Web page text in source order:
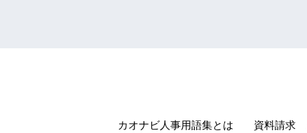
カオナビ人事用語集とは 資料請求